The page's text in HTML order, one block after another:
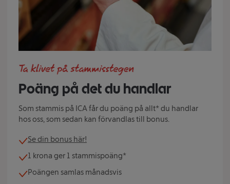
Poäng på det du handlar
Som stammis på ICA får du poäng på allt* du handlar
hos oss, som sedan kan förvandlas till bonus.
Se din bonus här!
1 krona ger 1 stammispoäng*
Poängen samlas månadsvis